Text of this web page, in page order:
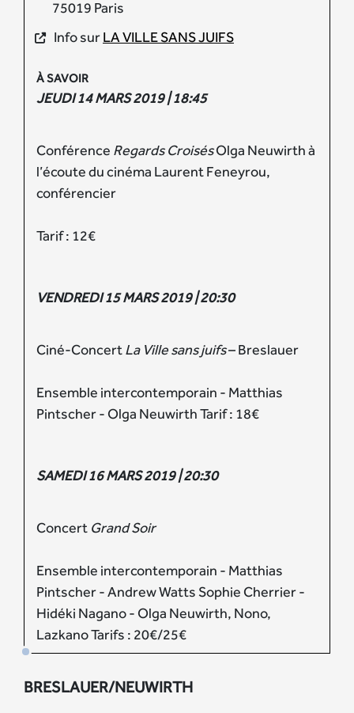
75019 Paris
Info surLA VILLE SANS JUIFS
À SAVOIR
JEUDI 14 MARS 2019 | 18:45
Conférence Regards CroisésOlga Neuwirth à
l’écoute du cinéma Laurent Feneyrou,
conférencier
Tarif : 12€
VENDREDI 15 MARS 2019 | 20:30
Ciné-ConcertLa Ville sans juifs– Breslauer
Ensemble intercontemporain - Matthias
Pintscher - Olga Neuwirth Tarif : 18€
SAMEDI 16 MARS 2019 | 20:30
Concert Grand Soir
Ensemble intercontemporain - Matthias
Pintscher - Andrew Watts Sophie Cherrier -
Hidéki Nagano - Olga Neuwirth, Nono,
Lazkano Tarifs : 20€/25€
BRESLAUER/NEUWIRTH